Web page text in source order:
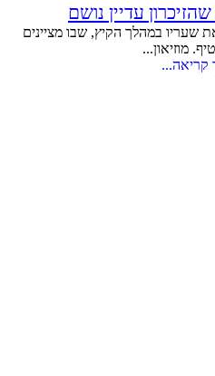
שעריו במהלך הקיץ, שבו מציינים
קריאה...